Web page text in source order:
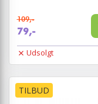
109,-
79,-
Udsolgt
TILBUD